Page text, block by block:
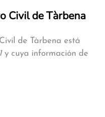
Civil de Tàrbena
de Tàrbena está
y cuya información de